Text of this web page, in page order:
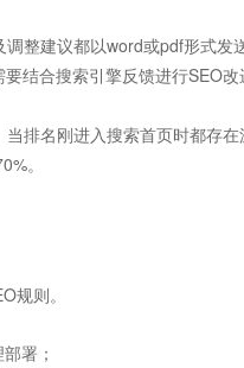
整建议都以word或pdf形式
结合搜索引擎反馈进行SEO
排名刚进入搜索首页时都存
。
规则。
署；